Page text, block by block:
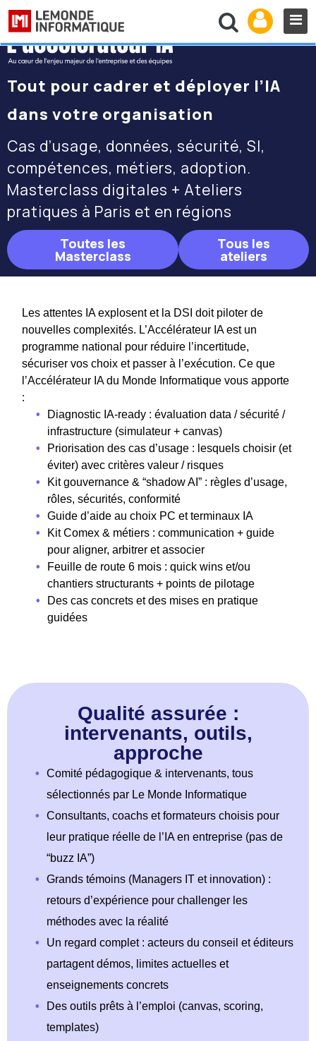
Invitation
Tout pour cadrer et déployer l’IA
dans votre organisation
Cas d’usage, données, sécurité, SI,
compétences, métiers, adoption.
Masterclass digitales + Ateliers
pratiques à Paris et en régions
Toutes les
Masterclass
Tous les
ateliers
Les attentes IA explosent et la DSI doit piloter de
nouvelles complexités. L’Accélérateur IA est un
programme national pour réduire l’incertitude,
sécuriser vos choix et passer à l’exécution. Ce que
l’Accélérateur IA du Monde Informatique vous apporte
:
•
Diagnostic IA-ready : évaluation data / sécurité /
infrastructure (simulateur + canvas)
•
Priorisation des cas d’usage : lesquels choisir (et
éviter) avec critères valeur / risques
•
Kit gouvernance & “shadow AI” : règles d’usage,
rôles, sécurités, conformité
•
Guide d’aide au choix PC et terminaux IA
•
Kit Comex & métiers : communication + guide
pour aligner, arbitrer et associer
•
Feuille de route 6 mois : quick wins et/ou
chantiers structurants + points de pilotage
•
Des cas concrets et des mises en pratique
guidées
Qualité assurée :
intervenants, outils,
approche
•
Comité pédagogique & intervenants, tous
sélectionnés par Le Monde Informatique
•
Consultants, coachs et formateurs choisis pour
leur pratique réelle de l’IA en entreprise (pas de
“buzz IA”)
•
Grands témoins (Managers IT et innovation) :
retours d’expérience pour challenger les
méthodes avec la réalité
•
Un regard complet : acteurs du conseil et éditeurs
partagent démos, limites actuelles et
enseignements concrets
•
Des outils prêts à l’emploi (canvas, scoring,
templates)